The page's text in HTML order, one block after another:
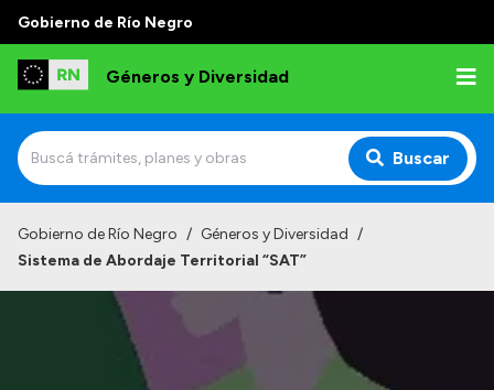
Gobierno de Río Negro
Géneros y Diversidad
Buscar
Programas y capacitaciones
Gobierno de Río Negro / Géneros y Diversidad /
Sistema de Abordaje Territorial “SAT”